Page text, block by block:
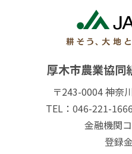
厚木市農業協同
〒243-0004 神奈
TEL：046-221-
金融機関
登録